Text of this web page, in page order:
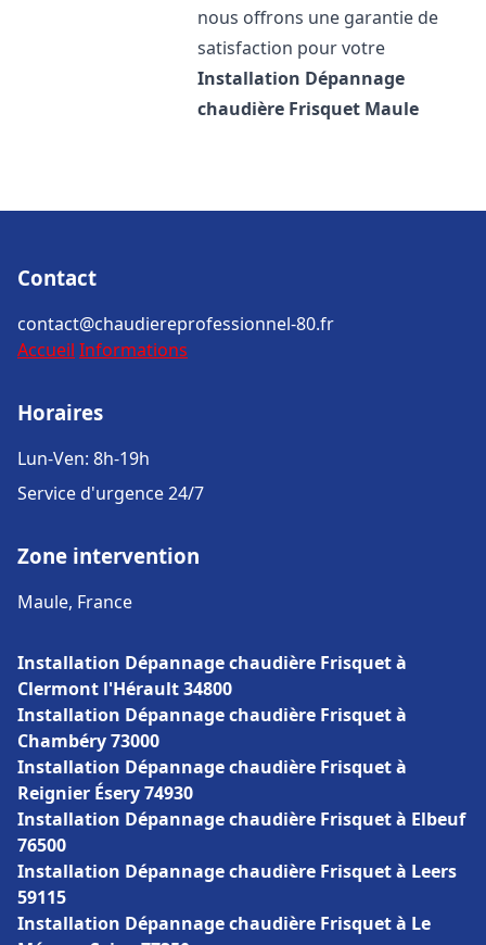
nous offrons une garantie de
satisfaction pour votre
Installation Dépannage
chaudière Frisquet Maule
Contact
contact@chaudiereprofessionnel-80.fr
Accueil Informations
Horaires
Lun-Ven: 8h-19h
Service d'urgence 24/7
Zone intervention
Maule, France
Installation Dépannage chaudière Frisquet à
Clermont l'Hérault 34800
Installation Dépannage chaudière Frisquet à
Chambéry 73000
Installation Dépannage chaudière Frisquet à
Reignier Ésery 74930
Installation Dépannage chaudière Frisquet à Elbeuf
76500
Installation Dépannage chaudière Frisquet à Leers
59115
Installation Dépannage chaudière Frisquet à Le